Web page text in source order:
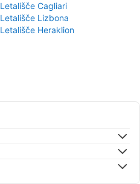
Letališče Cagliari
Letališče Lizbona
Letališče Heraklion